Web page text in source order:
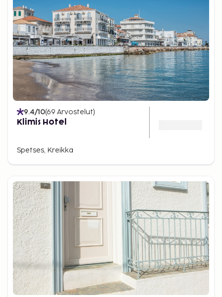
9.4/10(69 Arvostelut)
Klimis Hotel
Spetses, Kreikka